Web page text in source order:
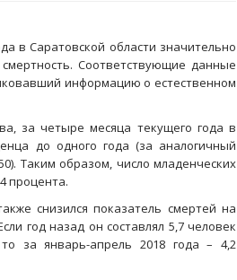
в Саратовской области значительно
Соответствующие данные
информацию о естественном
за четыре месяца текущего года в
до одного года (за аналогичный
Таким образом, число младенческих
процента.
снизился показатель смертей на
год назад он составлял 5,7 человек
за январь-апрель 2018 года – 4,2